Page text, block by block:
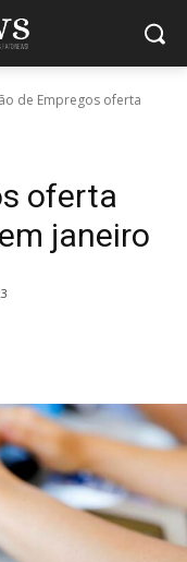
de Empregos oferta
oferta
janeiro